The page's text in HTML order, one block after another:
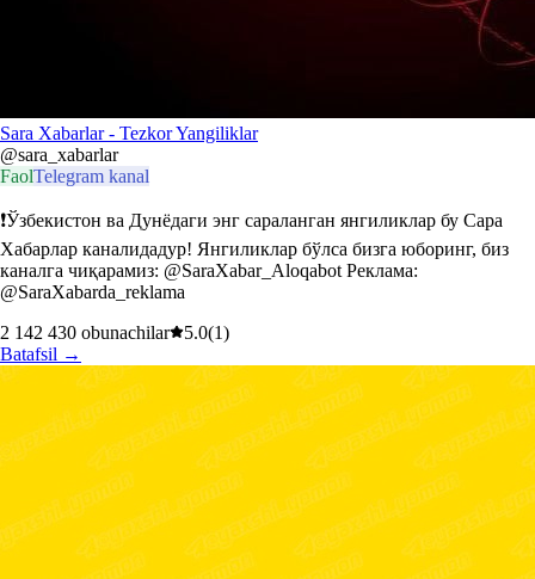
Sara Xabarlar - Tezkor Yangiliklar
@sara_xabarlar
FaolTelegram kanal
❗Ўзбекистон ва Дунёдаги энг сараланган янгиликлар бу Сара
Хабарлар каналидадур! Янгиликлар бўлса бизга юборинг, биз
каналга чиқарамиз: @SaraXabar_Aloqabot Реклама:
@SaraXabarda_reklama
2 142 430 obunachilar 5.0(1)
Batafsil →